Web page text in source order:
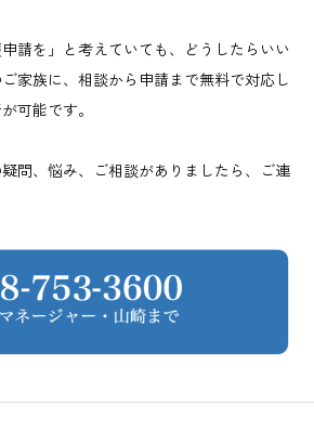
請を」と考えていても、どうしたらいい
家族に、相談から申請まで無料で対応し
可能です。
問、悩み、ご相談がありましたら、ご連